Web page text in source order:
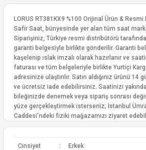
LORUS RT381KX9 %100 Orijinal Ürün &
Safir Saat, bünyesinde yer alan tüm saat
Siparişiniz, Türkiye resmi distribütörü
garanti belgesiyle birlikte gönderilir. Garanti
kaşelenip ıslak imzalı olarak hazırlanır ve
faturası ve tüm belgeleriyle birlikte Yurtiçi
adresinize ulaştırılır. Satın aldığınız ürünü
ve ücretsiz iade edebilirsiniz. Saatinizi
bileğinizde denemek veya sipariş sonrası
yüze gerçekleştirmek isterseniz; İstanbul
Caddesi’ndeki fiziki mağazamızı ziyaret
Cinsiyet : Erkek